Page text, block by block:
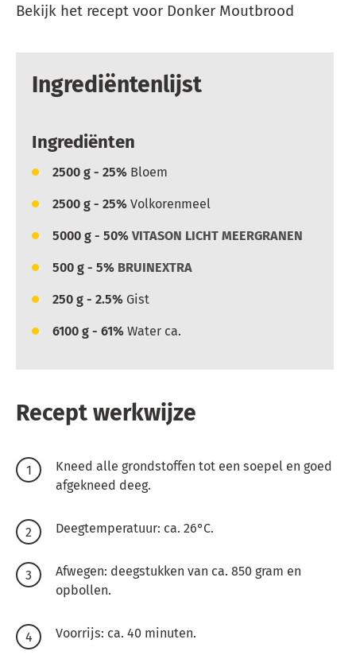
Bekijk het recept voor Donker Moutbrood
Ingrediëntenlijst
Ingrediënten
2500 g - 25% Bloem
2500 g - 25% Volkorenmeel
5000 g - 50% VITASON LICHT MEERGRANEN
500 g - 5% BRUINEXTRA
250 g - 2.5% Gist
6100 g - 61% Water ca.
Recept werkwijze
Kneed alle grondstoffen tot een soepel en goed
afgekneed deeg.
Deegtemperatuur: ca. 26°C.
Afwegen: deegstukken van ca. 850 gram en
opbollen.
Voorrijs: ca. 40 minuten.